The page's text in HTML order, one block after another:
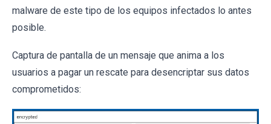
malware de este tipo de los equipos infectados lo antes
posible.
Captura de pantalla de un mensaje que anima a los
usuarios a pagar un rescate para desencriptar sus datos
comprometidos: